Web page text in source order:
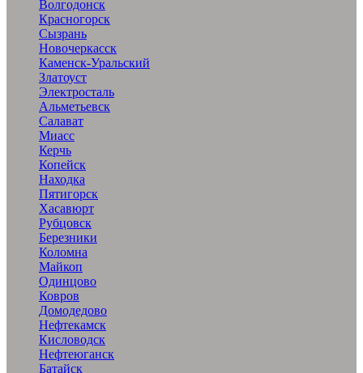
Волгодонск
Красногорск
Сызрань
Новочеркасск
Каменск-Уральский
Златоуст
Электросталь
Альметьевск
Салават
Миасс
Керчь
Копейск
Находка
Пятигорск
Хасавюрт
Рубцовск
Березники
Коломна
Майкоп
Одинцово
Ковров
Домодедово
Нефтекамск
Кисловодск
Нефтеюганск
Батайск